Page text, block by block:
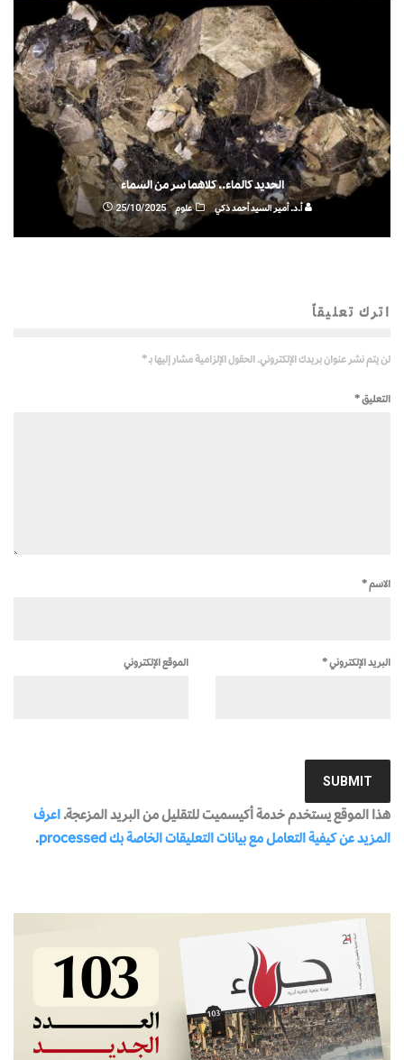
الحديد كالماء.. كلاهما سر من السماء
أ.د. أمير السيد أحمد ذكي علوم 25/10/2025
اترك تعليقاً
لن يتم نشر عنوان بريدك الإلكتروني. الحقول الإلزامية مشار إليها بـ*
التعليق*
الاسم*
البريد الإلكتروني* الموقع الإلكتروني
هذا الموقع يستخدم خدمة أكيسميت للتقليل من البريد المزعجة. اعرف
المزيد عن كيفية التعامل مع بيانات التعليقات الخاصة بك processed
.